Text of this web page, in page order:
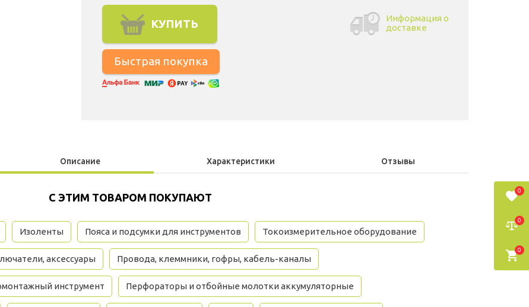
КУПИТЬ
Информация о
доставке
Описание Характеристики Отзывы
С ЭТИМ ТОВАРОМ ПОКУПАЮТ
Изоленты Пояса и подсумки для инструментов Токоизмерительное оборудование
аксессуары Провода, клеммники, гофры, кабель-каналы
инструмент Перфораторы и отбойные молотки аккумуляторные
0
0
0